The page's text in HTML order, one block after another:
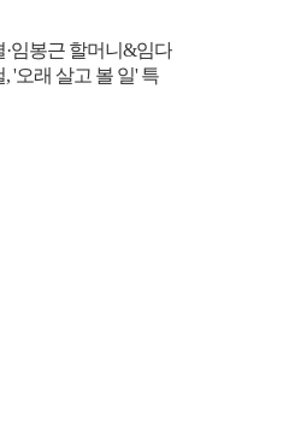
·임봉근 할머니&임다
, '오래 살고 볼 일' 특